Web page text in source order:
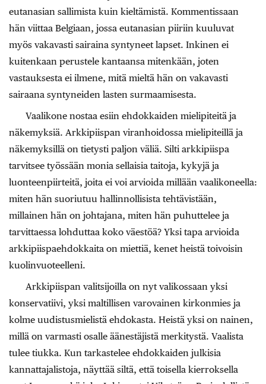
eutanasian sallimista kuin kieltämistä. Kommentissaan
hän viittaa Belgiaan, jossa eutanasian piiriin kuuluvat
myös vakavasti sairaina syntyneet lapset. Inkinen ei
kuitenkaan perustele kantaansa mitenkään, joten
vastauksesta ei ilmene, mitä mieltä hän on vakavasti
sairaana syntyneiden lasten surmaamisesta.
Vaalikone nostaa esiin ehdokkaiden mielipiteitä ja
näkemyksiä. Arkkipiispan viranhoidossa mielipiteillä ja
näkemyksillä on tietysti paljon väliä. Silti arkkipiispa
tarvitsee työssään monia sellaisia taitoja, kykyjä ja
luonteenpiirteitä, joita ei voi arvioida millään vaalikoneella:
miten hän suoriutuu hallinnollisista tehtävistään,
millainen hän on johtajana, miten hän puhuttelee ja
tarvittaessa lohduttaa koko väestöä? Yksi tapa arvioida
arkkipiispaehdokkaita on miettiä, kenet heistä toivoisin
kuolinvuoteelleni.
Arkkipiispan valitsijoilla on nyt valikossaan yksi
konservatiivi, yksi maltillisen varovainen kirkonmies ja
kolme uudistusmielistä ehdokasta. Heistä yksi on nainen,
millä on varmasti osalle äänestäjistä merkitystä. Vaalista
tulee tiukka. Kun tarkastelee ehdokkaiden julkisia
kannattajalistoja, näyttää siltä, että toisella kierroksella